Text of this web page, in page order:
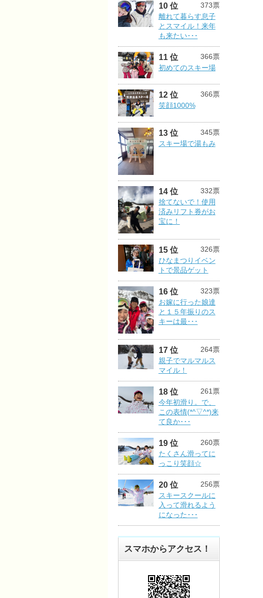
10 位
373票
離れて暮らす息子
とスマイル！来年
も来たい･･･
11 位
366票
初めてのスキー場
12 位
366票
笑顔1000%
13 位
345票
スキー場で湯もみ
14 位
332票
捨てないで！使用
済みリフト券がお
宝に！
15 位
326票
ひなまつりイベン
トで景品ゲット
16 位
323票
お嫁に行った娘達
と１５年振りのス
キーは最･･･
17 位
264票
親子でマルマルス
マイル！
18 位
261票
今年初滑り。で、
この表情(*^▽^*)来
て良か･･･
19 位
260票
たくさん滑ってに
っこり笑顔☆
20 位
256票
スキースクールに
入って滑れるよう
になった･･･
スマホからアクセス！